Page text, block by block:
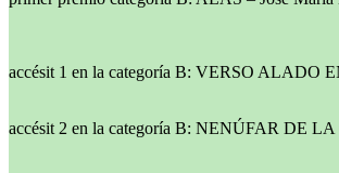
accésit 1 en la categoría B: VERSO ALADO
accésit 2 en la categoría B: NENÚFAR DE